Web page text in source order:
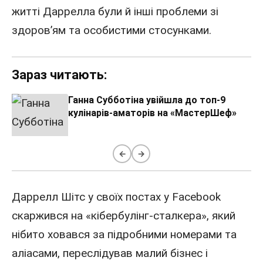
житті Даррелла були й інші проблеми зі
здоров’ям та особистими стосунками.
Зараз читають:
Ганна Субботіна увійшла до топ-9
кулінарів-аматорів на «МастерШеф»
← →
Даррелл Шітс у своїх постах у Facebook
скаржився на «кібербулінг-сталкера», який
нібито ховався за підробними номерами та
аліасами, переслідував малий бізнес і